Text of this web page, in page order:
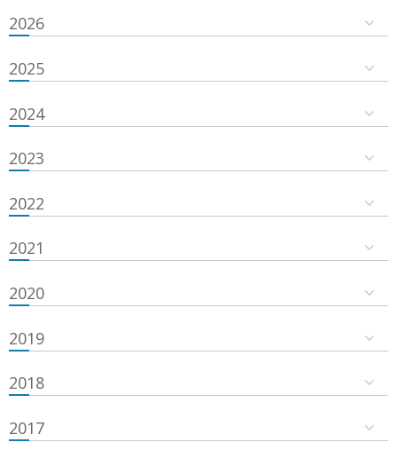
2026
2025
2024
2023
2022
2021
2020
2019
2018
2017